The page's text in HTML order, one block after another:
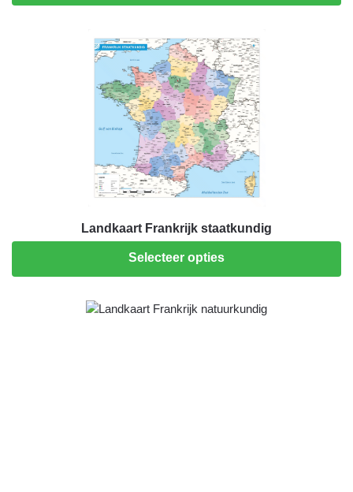
Landkaart Frankrijk staatkundig
Selecteer opties